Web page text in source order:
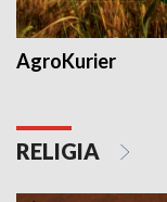
AgroKurier
RELIGIA